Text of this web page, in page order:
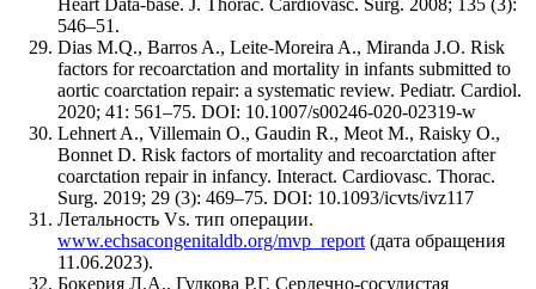
Heart Data-base. J. Thorac. Cardiovasc. Surg. 2008; 135 (3):
546–51.
Dias M.Q., Barros A., Leite-Moreira A., Miranda J.O. Risk
factors for recoarctation and mortality in infants submitted to
aortic coarctation repair: a systematic review. Pediatr. Cardiol.
2020; 41: 561–75. DOI: 10.1007/s00246-020-02319-w
Lehnert A., Villemain O., Gaudin R., Meot M., Raisky O.,
Bonnet D. Risk factors of mortality and recoarctation after
coarctation repair in infancy. Interact. Cardiovasc. Thorac.
Surg. 2019; 29 (3): 469–75. DOI: 10.1093/icvts/ivz117
Летальность Vs. тип операции.
www.echsacongenitaldb.org/mvp_report (дата обращения
11.06.2023).
Бокерия Л.А., Гудкова Р.Г. Сердечно-сосудистая